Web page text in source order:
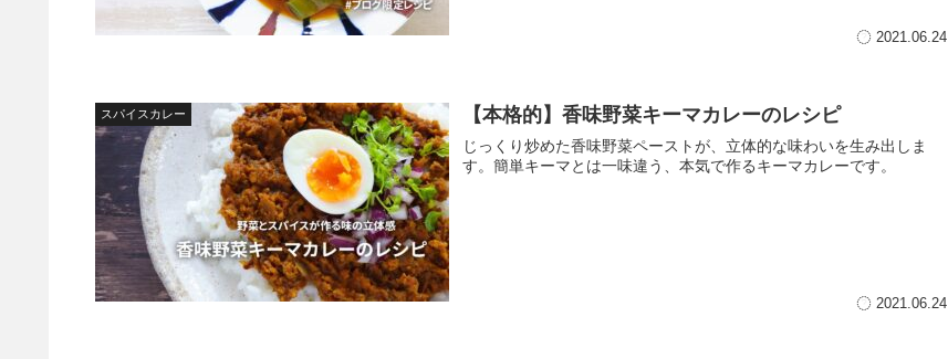
2021.06.24
スパイスカレー 【本格的】香味野菜キーマカレーのレシピ
じっくり炒めた香味野菜ペーストが、立体的な味わいを生み出しま
す。簡単キーマとは一味違う、本気で作るキーマカレーです。
2021.06.24